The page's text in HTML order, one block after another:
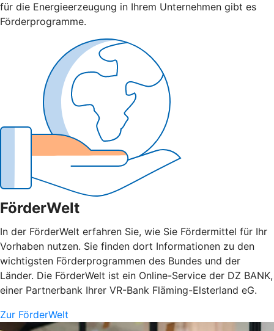
für die Energieerzeugung in Ihrem Unternehmen gibt es
Förderprogramme.
FörderWelt
In der FörderWelt erfahren Sie, wie Sie Fördermittel für Ihr
Vorhaben nutzen. Sie finden dort Informationen zu den
wichtigsten Förderprogrammen des Bundes und der
Länder. Die FörderWelt ist ein Online-Service der DZ BANK,
einer Partnerbank Ihrer VR-Bank Fläming-Elsterland eG.
Zur FörderWelt